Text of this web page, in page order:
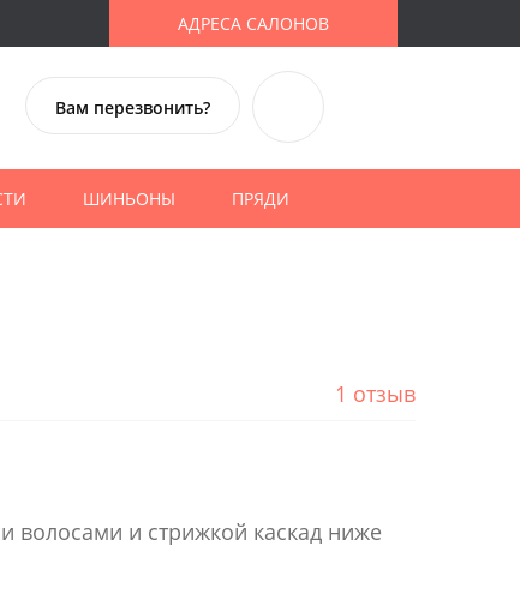
АДРЕСА САЛОНОВ
Вам перезвонить?
ШИНЬОНЫ ПРЯДИ
1 отзыв
и стрижкой каскад ниже